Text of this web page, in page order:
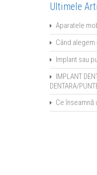
Ultimele
Aparatele
Când
Implant sau
IMPLANT
DENTARA/
Ce